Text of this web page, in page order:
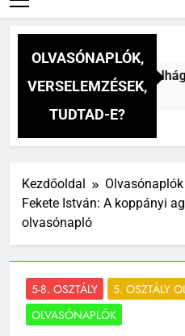
OLVASÓNAPLÓK,
VERSELEMZÉSEK,
TUDTAD-E?
Mihály: A dél (Felhágott
Kezdőoldal
Olvasónaplók
Fekete István: A koppányi
olvasónapló
5-8. OSZTÁLY
5. OSZTÁLY
OLVASÓNAPLÓK